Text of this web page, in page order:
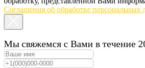
Соглашения об обработке персональных
Мы свяжемся с Вами в течение